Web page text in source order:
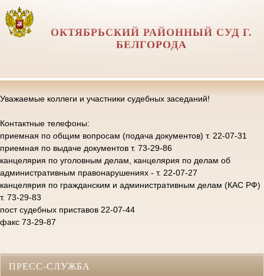
ОКТЯБРЬСКИЙ РАЙОННЫЙ СУД Г.
БЕЛГОРОДА
Уважаемые коллеги и участники судебных заседаний!
Контактные телефоны:
приемная по общим вопросам (подача документов) т. 22-07-31
приемная по выдаче документов т. 73-29-86
канцелярия по уголовным делам, канцелярия по делам об
административным правонарушениях - т. 22-07-27
канцелярия по гражданским и административным делам (КАС РФ)
т. 73-29-83
пост судебных приставов 22-07-44
факс 73-29-87
ПРЕСС-СЛУЖБА